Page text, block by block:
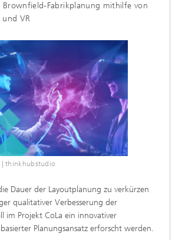
Brownfield-Fabrikplanung mithilfe von
VR
thinkhubstudio
Dauer der Layoutplanung zu verkürzen
qualitativer Verbesserung der
im Projekt CoLa ein innovativer
Planungsansatz erforscht werden.